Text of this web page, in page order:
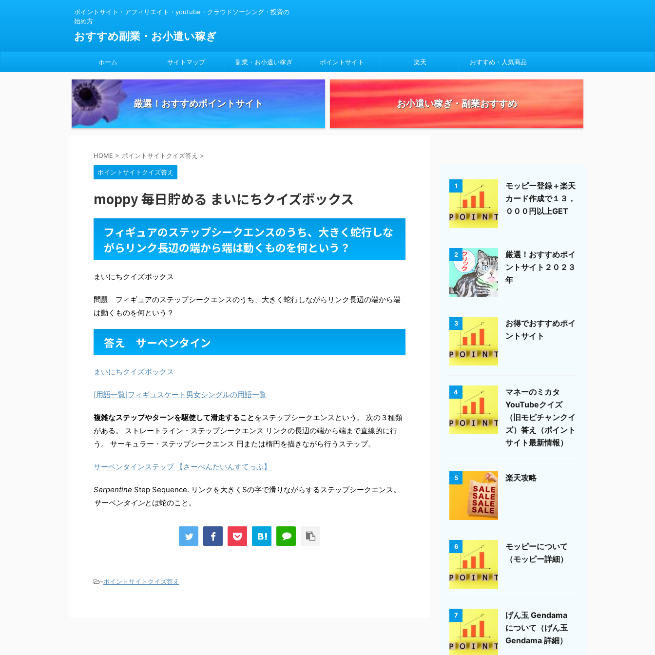
ポイントサイト・アフィリエイト・youtube・クラウドソーシング・投資の
始め方
おすすめ副業・お小遣い稼ぎ
ホーム サイトマップ 副業・お小遣い稼ぎ ポイントサイト 楽天 おすすめ・人気商品
厳選！おすすめポイントサイト お小遣い稼ぎ・副業おすすめ
HOME > ポイントサイトクイズ答え >
ポイントサイトクイズ答え
moppy 毎日貯める まいにちクイズボックス
フィギュアのステップシークエンスのうち、大きく蛇行しな
がらリンク長辺の端から端は動くものを何という？
まいにちクイズボックス
問題 フィギュアのステップシークエンスのうち、大きく蛇行しながらリンク長辺の端から端
は動くものを何という？
答え サーペンタイン
まいにちクイズボックス
[用語一覧]フィギュスケート男女シングルの用語一覧
複雑なステップやターンを駆使して滑走すること をステップシークエンスという。 次の３種類
がある。 ストレートライン・ステップシークエンス リンクの長辺の端から端まで直線的に行
う。 サーキュラー・ステップシークエンス 円または楕円を描きながら行うステップ。
サーペンタインステップ 【さーぺんたいんすてっぷ】
Serpentine Step Sequence. リンクを大きくSの字で滑りながらするステップシークエンス。
サーペンタインとは蛇のこと。
-ポイントサイトクイズ答え
1
モッピー登録＋楽天
カード作成で１３，
０００円以上GET
2
厳選！おすすめポイ
ントサイト２０２３
年
3
お得でおすすめポイ
ントサイト
4
マネーのミカタ
YouTubeクイズ
（旧モピチャンクイ
ズ）答え（ポイント
サイト最新情報）
5 楽天攻略
6
モッピーについて
（モッピー詳細）
7
げん玉 Gendama
について（げん玉
Gendama 詳細）